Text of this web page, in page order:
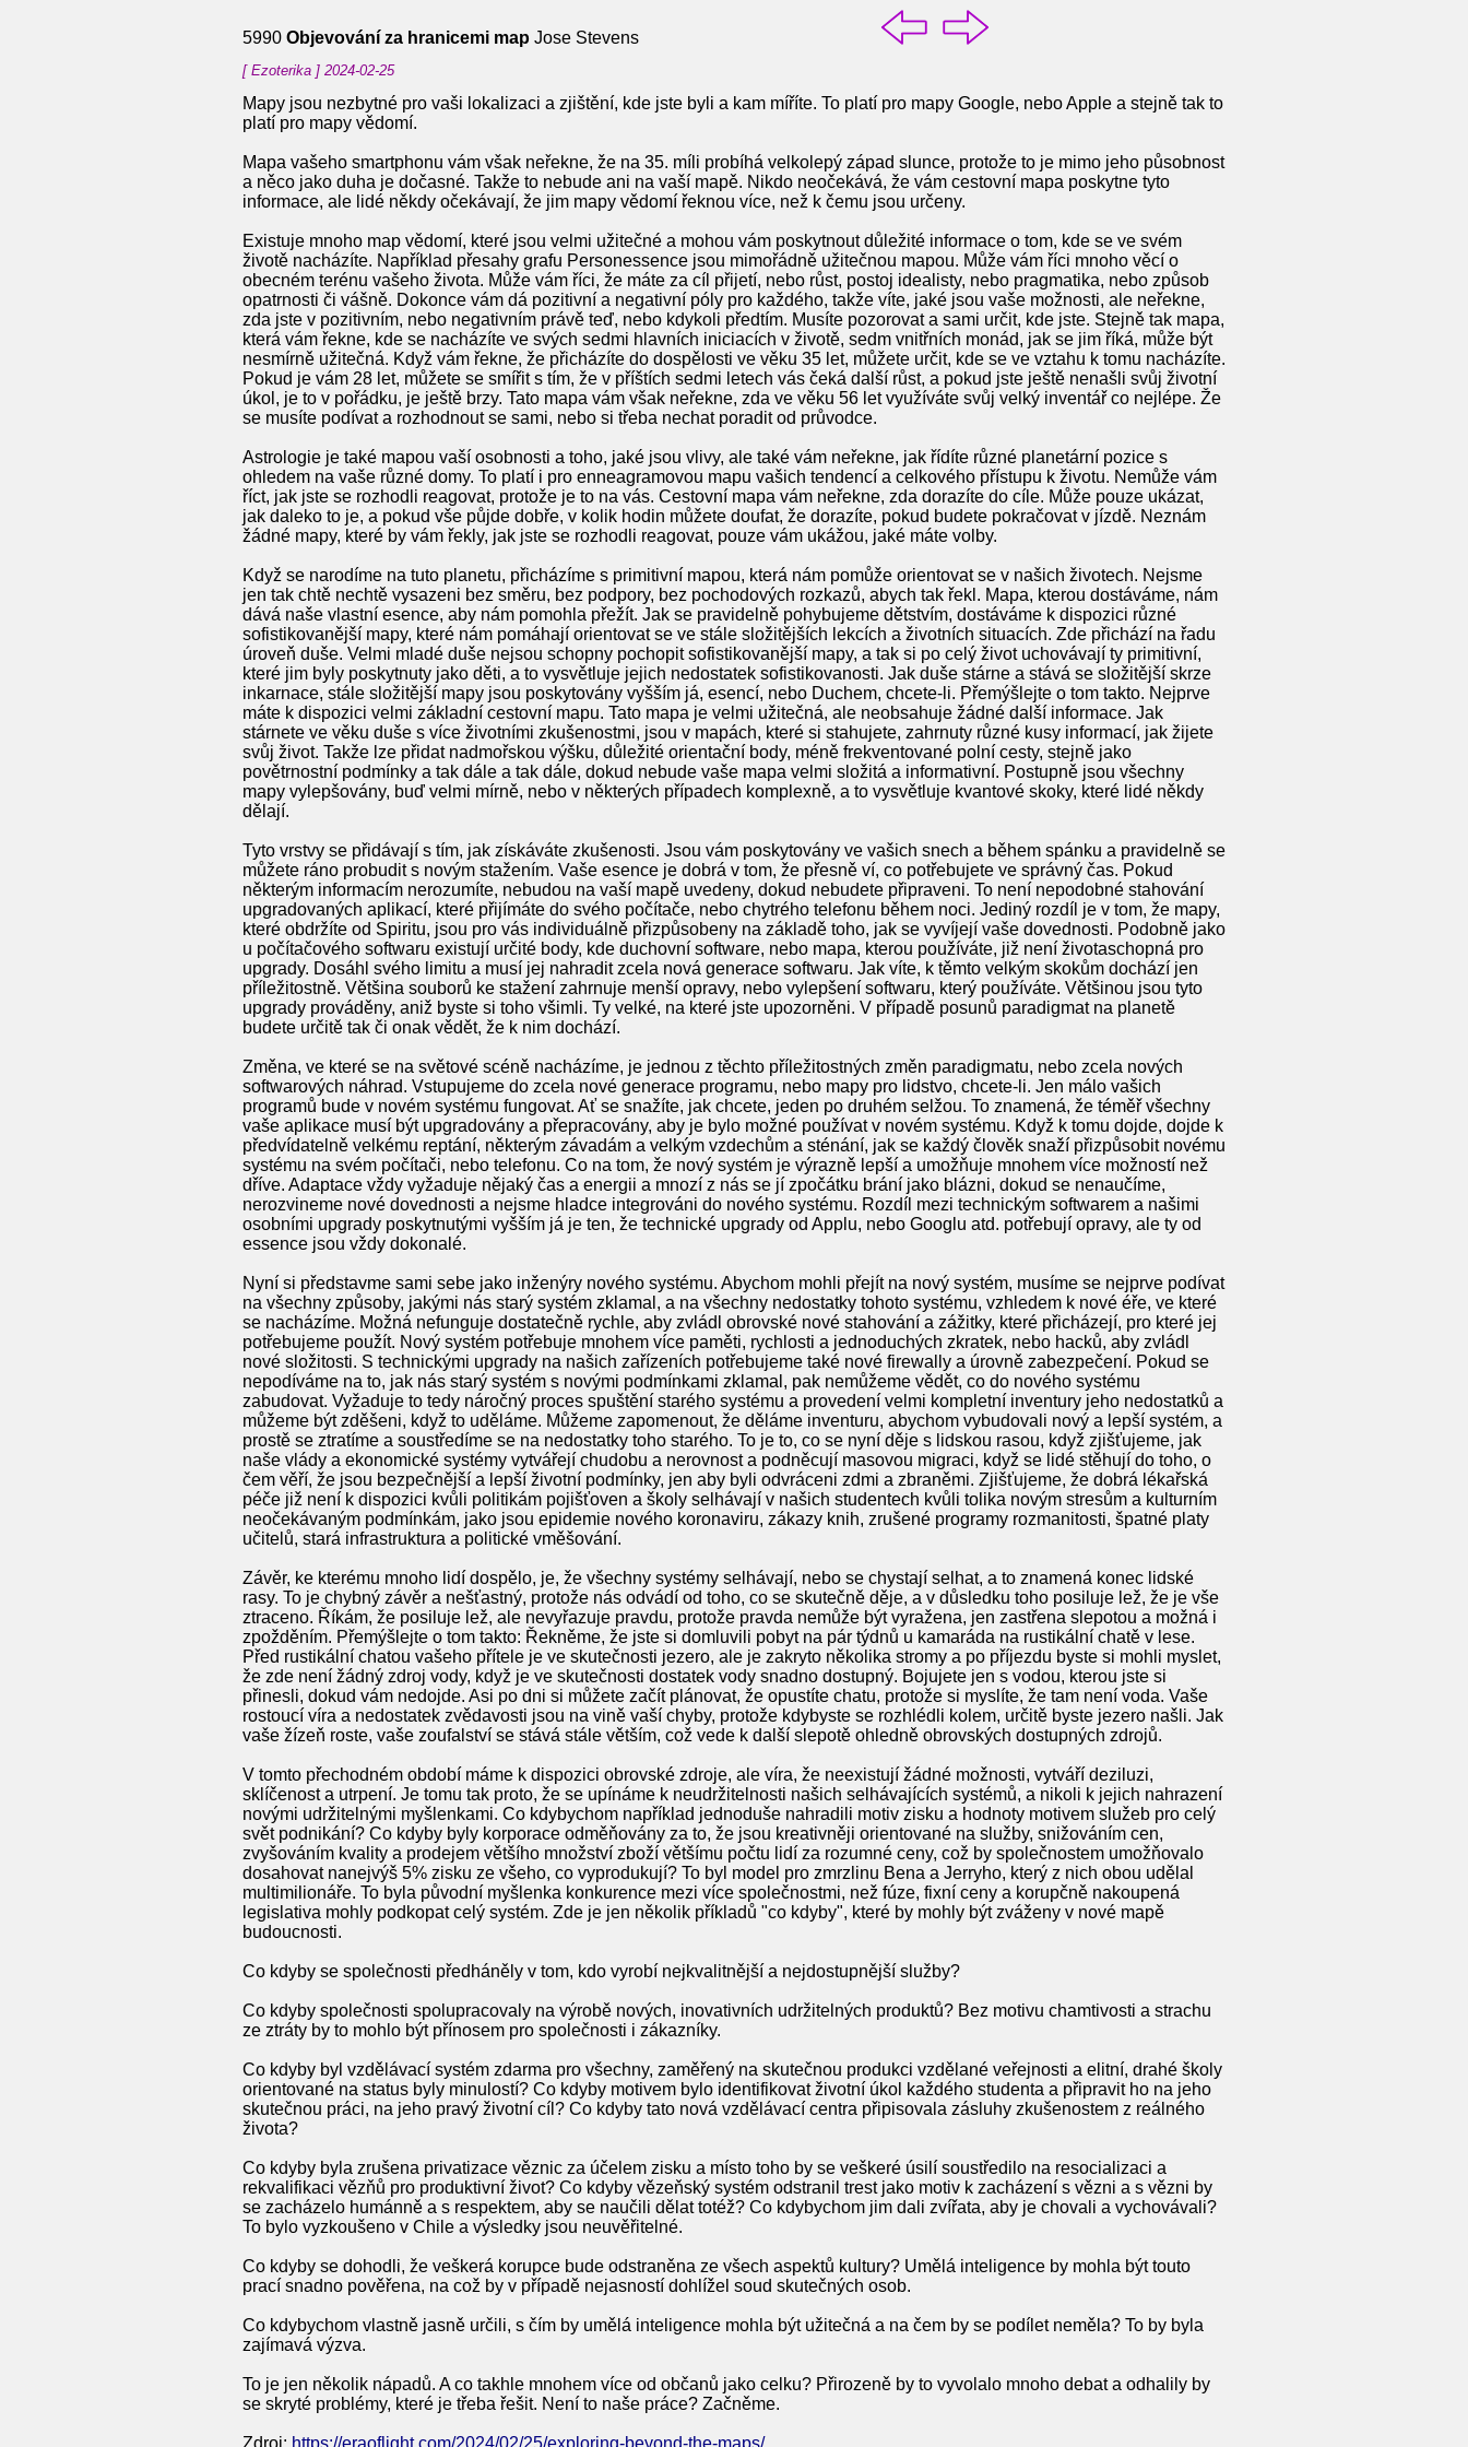
5990 Objevování za hranicemi map Jose Stevens
[ Ezoterika ] 2024-02-25
Mapy jsou nezbytné pro vaši lokalizaci a zjištění, kde jste byli a kam míříte. To platí pro mapy Google, nebo Apple a stejně tak to
platí pro mapy vědomí.
Mapa vašeho smartphonu vám však neřekne, že na 35. míli probíhá velkolepý západ slunce, protože to je mimo jeho působnost
a něco jako duha je dočasné. Takže to nebude ani na vaší mapě. Nikdo neočekává, že vám cestovní mapa poskytne tyto
informace, ale lidé někdy očekávají, že jim mapy vědomí řeknou více, než k čemu jsou určeny.
Existuje mnoho map vědomí, které jsou velmi užitečné a mohou vám poskytnout důležité informace o tom, kde se ve svém
životě nacházíte. Například přesahy grafu Personessence jsou mimořádně užitečnou mapou. Může vám říci mnoho věcí o
obecném terénu vašeho života. Může vám říci, že máte za cíl přijetí, nebo růst, postoj idealisty, nebo pragmatika, nebo způsob
opatrnosti či vášně. Dokonce vám dá pozitivní a negativní póly pro každého, takže víte, jaké jsou vaše možnosti, ale neřekne,
zda jste v pozitivním, nebo negativním právě teď, nebo kdykoli předtím. Musíte pozorovat a sami určit, kde jste. Stejně tak mapa,
která vám řekne, kde se nacházíte ve svých sedmi hlavních iniciacích v životě, sedm vnitřních monád, jak se jim říká, může být
nesmírně užitečná. Když vám řekne, že přicházíte do dospělosti ve věku 35 let, můžete určit, kde se ve vztahu k tomu nacházíte.
Pokud je vám 28 let, můžete se smířit s tím, že v příštích sedmi letech vás čeká další růst, a pokud jste ještě nenašli svůj životní
úkol, je to v pořádku, je ještě brzy. Tato mapa vám však neřekne, zda ve věku 56 let využíváte svůj velký inventář co nejlépe. Že
se musíte podívat a rozhodnout se sami, nebo si třeba nechat poradit od průvodce.
Astrologie je také mapou vaší osobnosti a toho, jaké jsou vlivy, ale také vám neřekne, jak řídíte různé planetární pozice s
ohledem na vaše různé domy. To platí i pro enneagramovou mapu vašich tendencí a celkového přístupu k životu. Nemůže vám
říct, jak jste se rozhodli reagovat, protože je to na vás. Cestovní mapa vám neřekne, zda dorazíte do cíle. Může pouze ukázat,
jak daleko to je, a pokud vše půjde dobře, v kolik hodin můžete doufat, že dorazíte, pokud budete pokračovat v jízdě. Neznám
žádné mapy, které by vám řekly, jak jste se rozhodli reagovat, pouze vám ukážou, jaké máte volby.
Když se narodíme na tuto planetu, přicházíme s primitivní mapou, která nám pomůže orientovat se v našich životech. Nejsme
jen tak chtě nechtě vysazeni bez směru, bez podpory, bez pochodových rozkazů, abych tak řekl. Mapa, kterou dostáváme, nám
dává naše vlastní esence, aby nám pomohla přežít. Jak se pravidelně pohybujeme dětstvím, dostáváme k dispozici různé
sofistikovanější mapy, které nám pomáhají orientovat se ve stále složitějších lekcích a životních situacích. Zde přichází na řadu
úroveň duše. Velmi mladé duše nejsou schopny pochopit sofistikovanější mapy, a tak si po celý život uchovávají ty primitivní,
které jim byly poskytnuty jako děti, a to vysvětluje jejich nedostatek sofistikovanosti. Jak duše stárne a stává se složitější skrze
inkarnace, stále složitější mapy jsou poskytovány vyšším já, esencí, nebo Duchem, chcete-li. Přemýšlejte o tom takto. Nejprve
máte k dispozici velmi základní cestovní mapu. Tato mapa je velmi užitečná, ale neobsahuje žádné další informace. Jak
stárnete ve věku duše s více životními zkušenostmi, jsou v mapách, které si stahujete, zahrnuty různé kusy informací, jak žijete
svůj život. Takže lze přidat nadmořskou výšku, důležité orientační body, méně frekventované polní cesty, stejně jako
povětrnostní podmínky a tak dále a tak dále, dokud nebude vaše mapa velmi složitá a informativní. Postupně jsou všechny
mapy vylepšovány, buď velmi mírně, nebo v některých případech komplexně, a to vysvětluje kvantové skoky, které lidé někdy
dělají.
Tyto vrstvy se přidávají s tím, jak získáváte zkušenosti. Jsou vám poskytovány ve vašich snech a během spánku a pravidelně se
můžete ráno probudit s novým stažením. Vaše esence je dobrá v tom, že přesně ví, co potřebujete ve správný čas. Pokud
některým informacím nerozumíte, nebudou na vaší mapě uvedeny, dokud nebudete připraveni. To není nepodobné stahování
upgradovaných aplikací, které přijímáte do svého počítače, nebo chytrého telefonu během noci. Jediný rozdíl je v tom, že mapy,
které obdržíte od Spiritu, jsou pro vás individuálně přizpůsobeny na základě toho, jak se vyvíjejí vaše dovednosti. Podobně jako
u počítačového softwaru existují určité body, kde duchovní software, nebo mapa, kterou používáte, již není životaschopná pro
upgrady. Dosáhl svého limitu a musí jej nahradit zcela nová generace softwaru. Jak víte, k těmto velkým skokům dochází jen
příležitostně. Většina souborů ke stažení zahrnuje menší opravy, nebo vylepšení softwaru, který používáte. Většinou jsou tyto
upgrady prováděny, aniž byste si toho všimli. Ty velké, na které jste upozorněni. V případě posunů paradigmat na planetě
budete určitě tak či onak vědět, že k nim dochází.
Změna, ve které se na světové scéně nacházíme, je jednou z těchto příležitostných změn paradigmatu, nebo zcela nových
softwarových náhrad. Vstupujeme do zcela nové generace programu, nebo mapy pro lidstvo, chcete-li. Jen málo vašich
programů bude v novém systému fungovat. Ať se snažíte, jak chcete, jeden po druhém selžou. To znamená, že téměř všechny
vaše aplikace musí být upgradovány a přepracovány, aby je bylo možné používat v novém systému. Když k tomu dojde, dojde k
předvídatelně velkému reptání, některým závadám a velkým vzdechům a sténání, jak se každý člověk snaží přizpůsobit novému
systému na svém počítači, nebo telefonu. Co na tom, že nový systém je výrazně lepší a umožňuje mnohem více možností než
dříve. Adaptace vždy vyžaduje nějaký čas a energii a mnozí z nás se jí zpočátku brání jako blázni, dokud se nenaučíme,
nerozvineme nové dovednosti a nejsme hladce integrováni do nového systému. Rozdíl mezi technickým softwarem a našimi
osobními upgrady poskytnutými vyšším já je ten, že technické upgrady od Applu, nebo Googlu atd. potřebují opravy, ale ty od
essence jsou vždy dokonalé.
Nyní si představme sami sebe jako inženýry nového systému. Abychom mohli přejít na nový systém, musíme se nejprve podívat
na všechny způsoby, jakými nás starý systém zklamal, a na všechny nedostatky tohoto systému, vzhledem k nové éře, ve které
se nacházíme. Možná nefunguje dostatečně rychle, aby zvládl obrovské nové stahování a zážitky, které přicházejí, pro které jej
potřebujeme použít. Nový systém potřebuje mnohem více paměti, rychlosti a jednoduchých zkratek, nebo hacků, aby zvládl
nové složitosti. S technickými upgrady na našich zařízeních potřebujeme také nové firewally a úrovně zabezpečení. Pokud se
nepodíváme na to, jak nás starý systém s novými podmínkami zklamal, pak nemůžeme vědět, co do nového systému
zabudovat. Vyžaduje to tedy náročný proces spuštění starého systému a provedení velmi kompletní inventury jeho nedostatků a
můžeme být zděšeni, když to uděláme. Můžeme zapomenout, že děláme inventuru, abychom vybudovali nový a lepší systém, a
prostě se ztratíme a soustředíme se na nedostatky toho starého. To je to, co se nyní děje s lidskou rasou, když zjišťujeme, jak
naše vlády a ekonomické systémy vytvářejí chudobu a nerovnost a podněcují masovou migraci, když se lidé stěhují do toho, o
čem věří, že jsou bezpečnější a lepší životní podmínky, jen aby byli odvráceni zdmi a zbraněmi. Zjišťujeme, že dobrá lékařská
péče již není k dispozici kvůli politikám pojišťoven a školy selhávají v našich studentech kvůli tolika novým stresům a kulturním
neočekávaným podmínkám, jako jsou epidemie nového koronaviru, zákazy knih, zrušené programy rozmanitosti, špatné platy
učitelů, stará infrastruktura a politické vměšování.
Závěr, ke kterému mnoho lidí dospělo, je, že všechny systémy selhávají, nebo se chystají selhat, a to znamená konec lidské
rasy. To je chybný závěr a nešťastný, protože nás odvádí od toho, co se skutečně děje, a v důsledku toho posiluje lež, že je vše
ztraceno. Říkám, že posiluje lež, ale nevyřazuje pravdu, protože pravda nemůže být vyražena, jen zastřena slepotou a možná i
zpožděním. Přemýšlejte o tom takto: Řekněme, že jste si domluvili pobyt na pár týdnů u kamaráda na rustikální chatě v lese.
Před rustikální chatou vašeho přítele je ve skutečnosti jezero, ale je zakryto několika stromy a po příjezdu byste si mohli myslet,
že zde není žádný zdroj vody, když je ve skutečnosti dostatek vody snadno dostupný. Bojujete jen s vodou, kterou jste si
přinesli, dokud vám nedojde. Asi po dni si můžete začít plánovat, že opustíte chatu, protože si myslíte, že tam není voda. Vaše
rostoucí víra a nedostatek zvědavosti jsou na vině vaší chyby, protože kdybyste se rozhlédli kolem, určitě byste jezero našli. Jak
vaše žízeň roste, vaše zoufalství se stává stále větším, což vede k další slepotě ohledně obrovských dostupných zdrojů.
V tomto přechodném období máme k dispozici obrovské zdroje, ale víra, že neexistují žádné možnosti, vytváří deziluzi,
sklíčenost a utrpení. Je tomu tak proto, že se upínáme k neudržitelnosti našich selhávajících systémů, a nikoli k jejich nahrazení
novými udržitelnými myšlenkami. Co kdybychom například jednoduše nahradili motiv zisku a hodnoty motivem služeb pro celý
svět podnikání? Co kdyby byly korporace odměňovány za to, že jsou kreativněji orientované na služby, snižováním cen,
zvyšováním kvality a prodejem většího množství zboží většímu počtu lidí za rozumné ceny, což by společnostem umožňovalo
dosahovat nanejvýš 5% zisku ze všeho, co vyprodukují? To byl model pro zmrzlinu Bena a Jerryho, který z nich obou udělal
multimilionáře. To byla původní myšlenka konkurence mezi více společnostmi, než fúze, fixní ceny a korupčně nakoupená
legislativa mohly podkopat celý systém. Zde je jen několik příkladů "co kdyby", které by mohly být zváženy v nové mapě
budoucnosti.
Co kdyby se společnosti předháněly v tom, kdo vyrobí nejkvalitnější a nejdostupnější služby?
Co kdyby společnosti spolupracovaly na výrobě nových, inovativních udržitelných produktů? Bez motivu chamtivosti a strachu
ze ztráty by to mohlo být přínosem pro společnosti i zákazníky.
Co kdyby byl vzdělávací systém zdarma pro všechny, zaměřený na skutečnou produkci vzdělané veřejnosti a elitní, drahé školy
orientované na status byly minulostí? Co kdyby motivem bylo identifikovat životní úkol každého studenta a připravit ho na jeho
skutečnou práci, na jeho pravý životní cíl? Co kdyby tato nová vzdělávací centra připisovala zásluhy zkušenostem z reálného
života?
Co kdyby byla zrušena privatizace věznic za účelem zisku a místo toho by se veškeré úsilí soustředilo na resocializaci a
rekvalifikaci vězňů pro produktivní život? Co kdyby vězeňský systém odstranil trest jako motiv k zacházení s vězni a s vězni by
se zacházelo humánně a s respektem, aby se naučili dělat totéž? Co kdybychom jim dali zvířata, aby je chovali a vychovávali?
To bylo vyzkoušeno v Chile a výsledky jsou neuvěřitelné.
Co kdyby se dohodli, že veškerá korupce bude odstraněna ze všech aspektů kultury? Umělá inteligence by mohla být touto
prací snadno pověřena, na což by v případě nejasností dohlížel soud skutečných osob.
Co kdybychom vlastně jasně určili, s čím by umělá inteligence mohla být užitečná a na čem by se podílet neměla? To by byla
zajímavá výzva.
To je jen několik nápadů. A co takhle mnohem více od občanů jako celku? Přirozeně by to vyvolalo mnoho debat a odhalily by
se skryté problémy, které je třeba řešit. Není to naše práce? Začněme.
Zdroj: https://eraoflight.com/2024/02/25/exploring-beyond-the-maps/